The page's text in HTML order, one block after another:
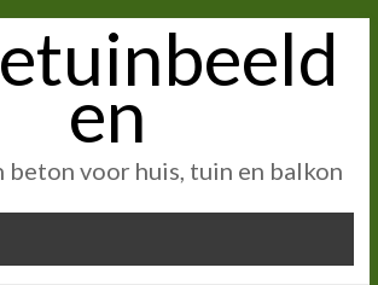
en
beton voor huis, tuin en balkon